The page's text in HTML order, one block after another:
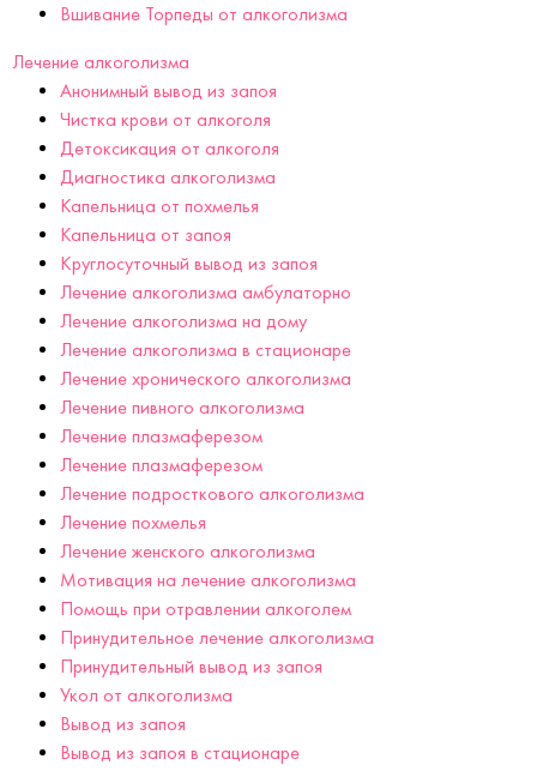
Вшивание Торпеды от алкоголизма
Лечение алкоголизма
Анонимный вывод из запоя
Чистка крови от алкоголя
Детоксикация от алкоголя
Диагностика алкоголизма
Капельница от похмелья
Капельница от запоя
Круглосуточный вывод из запоя
Лечение алкоголизма амбулаторно
Лечение алкоголизма на дому
Лечение алкоголизма в стационаре
Лечение хронического алкоголизма
Лечение пивного алкоголизма
Лечение плазмаферезом
Лечение плазмаферезом
Лечение подросткового алкоголизма
Лечение похмелья
Лечение женского алкоголизма
Мотивация на лечение алкоголизма
Помощь при отравлении алкоголем
Принудительное лечение алкоголизма
Принудительный вывод из запоя
Укол от алкоголизма
Вывод из запоя
Вывод из запоя в стационаре